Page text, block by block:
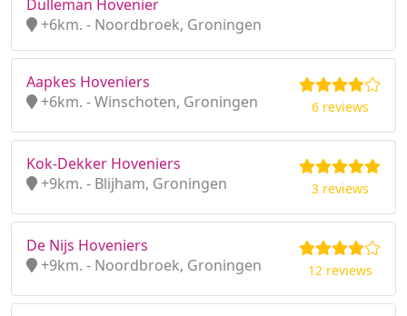
Dulleman Hovenier
+6km. - Noordbroek, Groningen
Aapkes Hoveniers
+6km. - Winschoten, Groningen
6 reviews
Kok-Dekker Hoveniers
+9km. - Blijham, Groningen
3 reviews
De Nijs Hoveniers
+9km. - Noordbroek, Groningen
12 reviews